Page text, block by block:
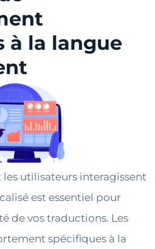
à la langue
utilisateurs interagissent
est essentiel pour
de vos traductions. Les
spécifiques à la